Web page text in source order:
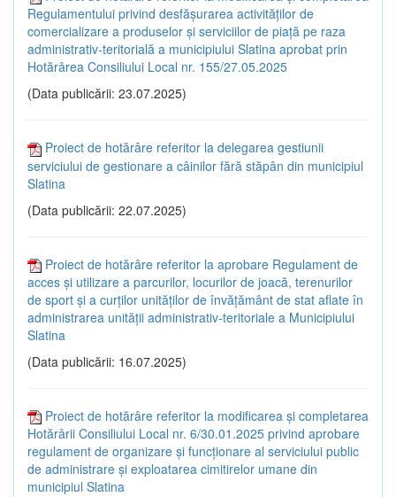
Regulamentului privind desfășurarea activităților de
comercializare a produselor și serviciilor de piață pe raza
administrativ-teritorială a municipiului Slatina aprobat prin
Hotărârea Consiliului Local nr. 155/27.05.2025
(Data publicării: 23.07.2025)
Proiect de hotărâre referitor la delegarea gestiunii
serviciului de gestionare a câinilor fără stăpân din municipiul
Slatina
(Data publicării: 22.07.2025)
Proiect de hotărâre referitor la aprobare Regulament de
acces și utilizare a parcurilor, locurilor de joacă, terenurilor
de sport și a curților unităților de învățământ de stat aflate în
administrarea unității administrativ-teritoriale a Municipiului
Slatina
(Data publicării: 16.07.2025)
Proiect de hotărâre referitor la modificarea și completarea
Hotărârii Consiliului Local nr. 6/30.01.2025 privind aprobare
regulament de organizare și funcționare al serviciului public
de administrare și exploatarea cimitirelor umane din
municipiul Slatina